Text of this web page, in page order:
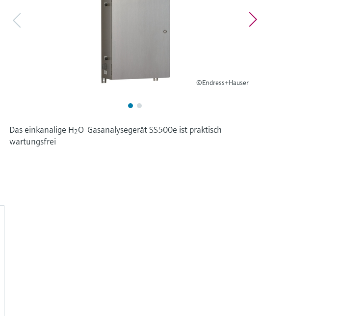
©Endress+Hauser
Das einkanalige H2O-Gasanalysegerät SS500e ist praktisch
wartungsfrei